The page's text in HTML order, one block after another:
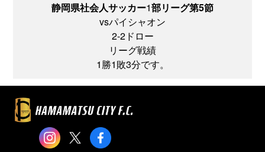
静岡県社会人サッカー1部リーグ第5節
vsパイシャオン
2-2ドロー
リーグ戦績
1勝1敗3分です。